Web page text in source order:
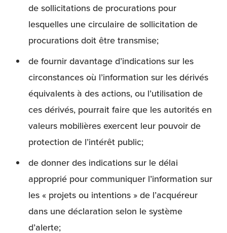
de sollicitations de procurations pour
lesquelles une circulaire de sollicitation de
procurations doit être transmise;
de fournir davantage d’indications sur les
circonstances où l’information sur les dérivés
équivalents à des actions, ou l’utilisation de
ces dérivés, pourrait faire que les autorités en
valeurs mobilières exercent leur pouvoir de
protection de l’intérêt public;
de donner des indications sur le délai
approprié pour communiquer l’information sur
les « projets ou intentions » de l’acquéreur
dans une déclaration selon le système
d’alerte;